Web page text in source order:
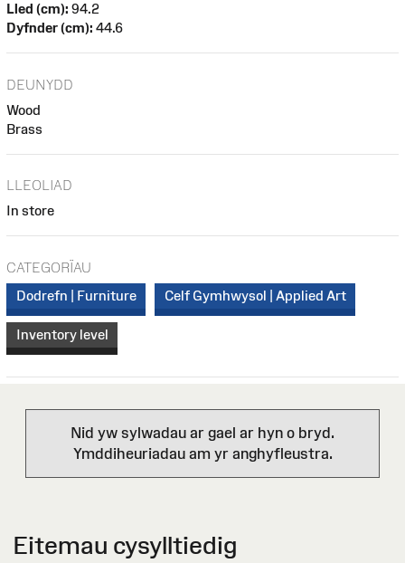
Lled (cm): 94.2
Dyfnder (cm): 44.6
DEUNYDD
Wood
Brass
LLEOLIAD
In store
CATEGORÏAU
Dodrefn | Furniture
Celf Gymhwysol | Applied Art
Inventory level
Nid yw sylwadau ar gael ar hyn o bryd.
Ymddiheuriadau am yr anghyfleustra.
Eitemau cysylltiedig